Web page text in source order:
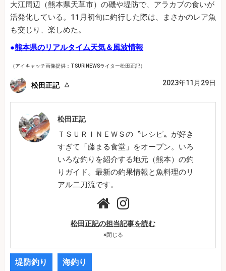
大江周辺（熊本県天草市）の磯や堤防で、アラカブの食いが
活発化している。11月初旬に釣行した際は、まさかのレア魚
も交じり、楽しめた。
●熊本県のリアルタイム天気＆風波情報
（アイキャッチ画像提供：TSURINEWSライター松田正記）
松田正記 2023年11月29日
松田正記
ＴＳＵＲＩＮＥＷＳの〝レシピ〟が好き
すぎて「藤まる食堂」をオープン。いろ
いろな釣りを紹介する地元（熊本）の釣
りガイド。最新の釣果情報と魚料理のリ
アル二刀流です。
松田正記の担当記事を読む
×閉じる
堤防釣り 海釣り